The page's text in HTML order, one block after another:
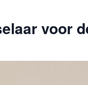
voor